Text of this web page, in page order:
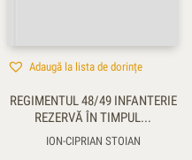
Adaugă la lista de dorințe
REGIMENTUL 48/49 INFANTERIE
REZERVĂ ÎN TIMPUL...
ION-CIPRIAN STOIAN